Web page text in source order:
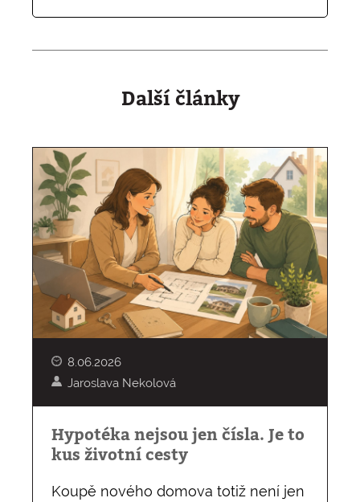
Další články
8.06.2026
Jaroslava Nekolová
Hypotéka nejsou jen čísla. Je to
kus životní cesty
Koupě nového domova totiž není jen